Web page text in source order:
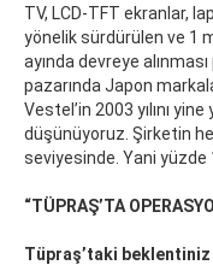
TV, LCD-TFT ekranlar,
yönelik sürdürülen ve 1
ayında devreye
pazarında Japon
Vestel’in 2003 yılını
düşünüyoruz. Şirketin
seviyesinde. Yani yüzde
“TÜPRAŞ’TA
Tüpraş’taki beklentiniz